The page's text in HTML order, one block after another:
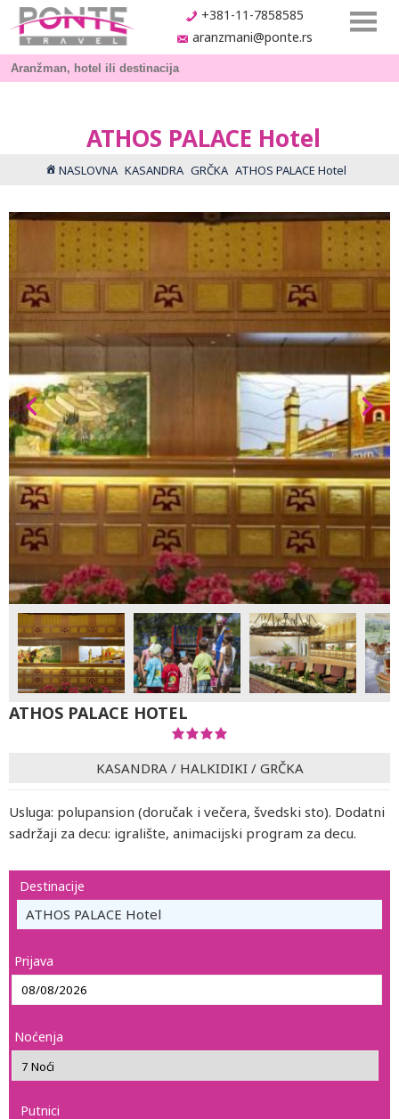
+381-11-7858585
aranzmani@ponte.rs
ATHOS PALACE Hotel
NASLOVNA KASANDRA GRČKA ATHOS PALACE Hotel
ATHOS PALACE HOTEL
KASANDRA / HALKIDIKI/ GRČKA
Usluga: polupansion (doručak i večera, švedski sto). Dodatni
sadržaji za decu: igralište, animacijski program za decu.
Destinacije
ATHOS PALACE Hotel
Prijava
Noćenja
Putnici